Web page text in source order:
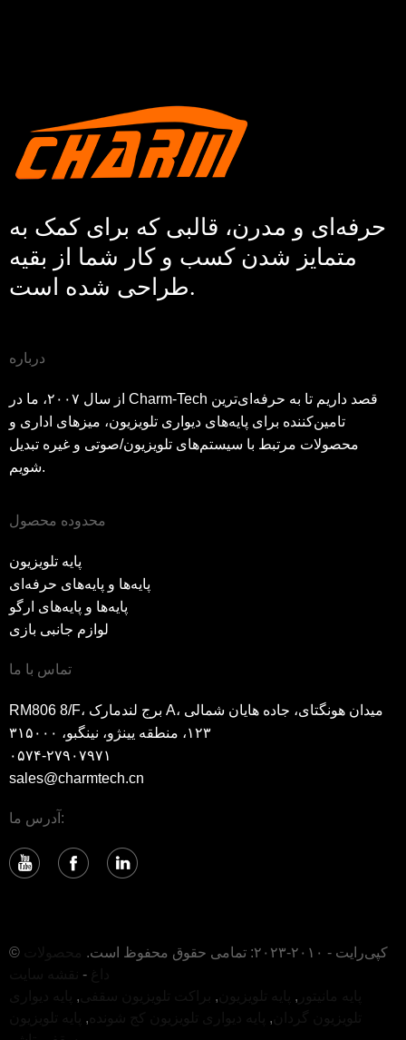
حرفه‌ای و مدرن، قالبی که برای کمک به
متمایز شدن کسب و کار شما از بقیه
طراحی شده است.
درباره
از سال ۲۰۰۷، ما در Charm-Tech قصد داریم تا به حرفه‌ای‌ترین
تامین‌کننده برای پایه‌های دیواری تلویزیون، میزهای اداری و
محصولات مرتبط با سیستم‌های تلویزیون/صوتی و غیره تبدیل
شویم.
محدوده محصول
پایه تلویزیون
پایه‌ها و پایه‌های حرفه‌ای
پایه‌ها و پایه‌های ارگو
لوازم جانبی بازی
تماس با ما
RM806 8/F، برج لندمارک A، میدان هونگتای، جاده هایان شمالی
۱۲۳، منطقه یینژو، نینگبو، ۳۱۵۰۰۰
۰۵۷۴-۲۷۹۰۷۹۷۱
sales@charmtech.cn
آدرس ما:
© کپی‌رایت - ۲۰۱۰-۲۰۲۳: تمامی حقوق محفوظ است.
-
,
,
,
,
,